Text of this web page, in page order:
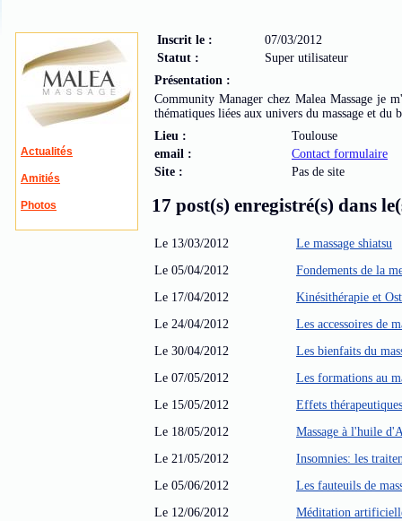
Actualités
Amitiés
Photos
Inscrit le :
07/03/2012
Statut :
Super utilisateur
Présentation :
Community Manager chez Malea Massage je
thématiques liées aux univers du massage et du
Lieu :
Toulouse
email :
Contact formulaire
Site :
Pas de site
17 post(s) enregistré(s) dans
Le 13/03/2012
Le massage shiatsu
Le 05/04/2012
Fondements de la
Le 17/04/2012
Kinésithérapie et
Le 24/04/2012
Les accessoires de
Le 30/04/2012
Les bienfaits du
Le 07/05/2012
Les formations au
Le 15/05/2012
Effets
Le 18/05/2012
Massage à l'huile
Le 21/05/2012
Insomnies: les
Le 05/06/2012
Les fauteuils de
Le 12/06/2012
Méditation